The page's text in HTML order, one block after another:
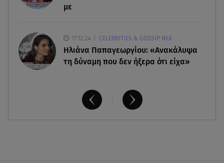
με
17.12.24 CELEBRITIES & GOSSIP ΝΕΑ
Ηλιάνα Παπαγεωργίου: «Ανακάλυψα
τη δύναμη που δεν ήξερα ότι είχα»